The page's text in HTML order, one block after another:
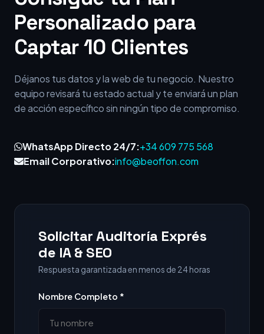
Personalizado para
Captar 10 Clientes
Déjanos tus datos y la web de tu negocio. Nuestro
equipo revisará tu estado actual y te enviará un plan
de acción específico sin ningún tipo de compromiso.
WhatsApp Directo 24/7:+34 609 775 568
Email Corporativo:info@beoffon.com
Solicitar Auditoría Exprés
de IA & SEO
Respuesta garantizada en menos de 24 horas
Nombre Completo *